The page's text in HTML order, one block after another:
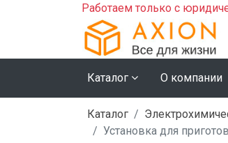
Работаем только с
Каталог О компании
Каталог
Установка для